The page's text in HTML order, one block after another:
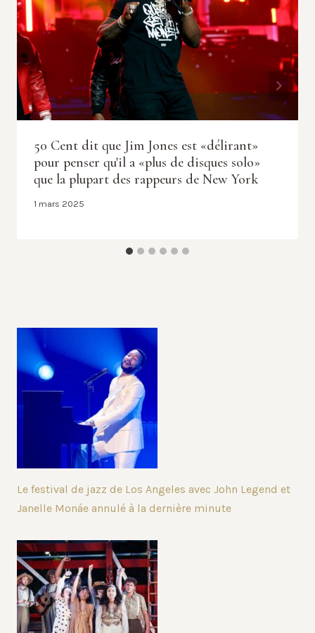
50 Cent dit que Jim Jones est «délirant»
pour penser qu'il a «plus de disques solo»
que la plupart des rappeurs de New York
1 mars 2025
Le festival de jazz de Los Angeles avec John Legend et
Janelle Monáe annulé à la dernière minute